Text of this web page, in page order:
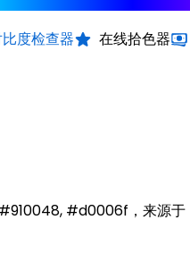
度检查器 在线拾色器
#d0006f，来源于